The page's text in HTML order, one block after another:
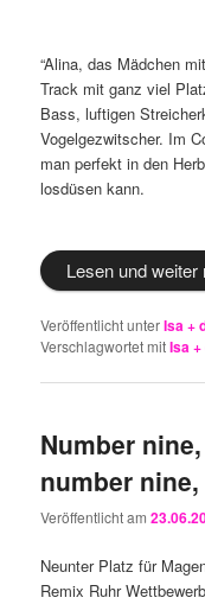
“Alina, das Mädchen
Track mit ganz viel
Bass, luftigen
Vogelgezwitscher. Im
man perfekt in den
losdüsen kann.
Lesen und weiter
Veröffentlicht unterIsa +
Verschlagwortet mitIsa
Number
number
Veröffentlicht am
Neunter Platz für
Remix Ruhr